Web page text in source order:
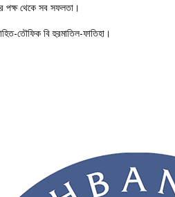
থেকে সব সফলতা।
তৌফিক বি হুরমাতিল-ফাতিহা।